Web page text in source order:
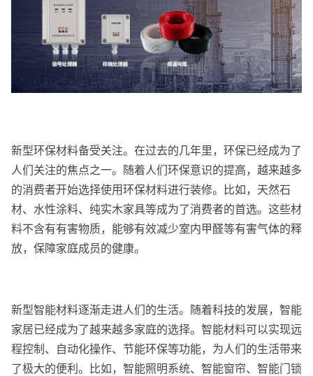
新型环保材料备受关注。在过去的几年里，环保已经成为了
人们关注的焦点之一。随着人们环保意识的提高，越来越多
的消费者开始选择使用环保材料进行装修。比如，天然石
材、水性涂料、纯实木家具等成为了消费者的首选。这些材
料不含有有害物质，能够有效减少室内甲醛等有害气体的释
放，保障家庭成员的健康。
新型智能材料逐渐走进人们的生活。随着科技的发展，智能
家居已经成为了越来越多家庭的选择。智能材料可以实现远
程控制、自动化操作、节能环保等功能，为人们的生活带来
了极大的便利。比如，智能照明系统、智能窗帘、智能门锁